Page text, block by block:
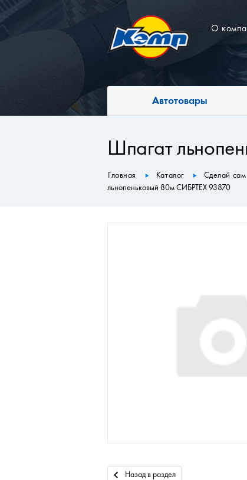
О
Автотовары
Шпагат
Главная Каталог Сделай сам
льнопеньковый 80м СИБРТЕХ 93870
Назад в раздел